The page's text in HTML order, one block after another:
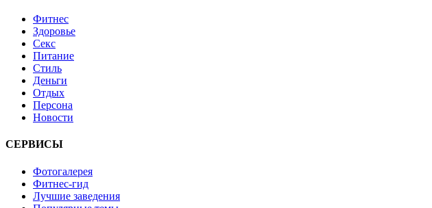
Фитнес
Здоровье
Секс
Питание
Стиль
Деньги
Отдых
Персона
Новости
СЕРВИСЫ
Фотогалерея
Фитнес-гид
Лучшие заведения